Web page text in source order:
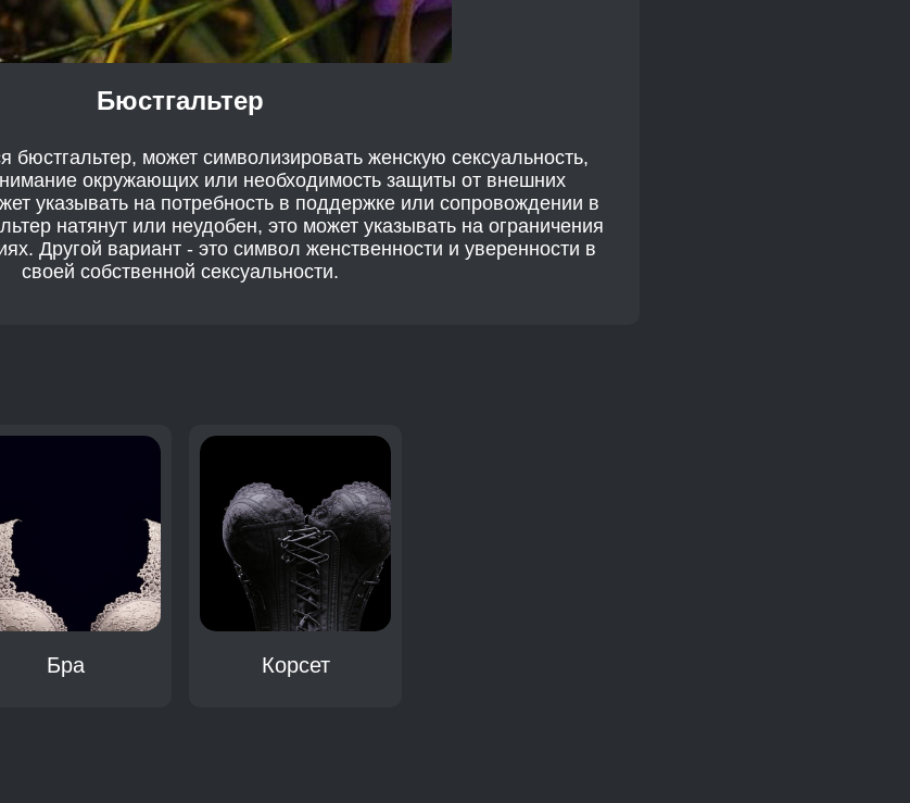
Бюстгальтер
бюстгальтер, может символизировать женскую сексуальность,
окружающих или необходимость защиты от внешних
указывать на потребность в поддержке или сопровождении в
натянут или неудобен, это может указывать на ограничения
Другой вариант - это символ женственности и уверенности в
своей собственной сексуальности.
Бра Корсет